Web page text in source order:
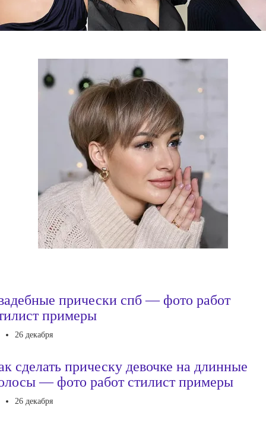
прически спб — фото работ
примеры
26 декабря
сделать прическу девочке на длинные
— фото работ стилист примеры
26 декабря